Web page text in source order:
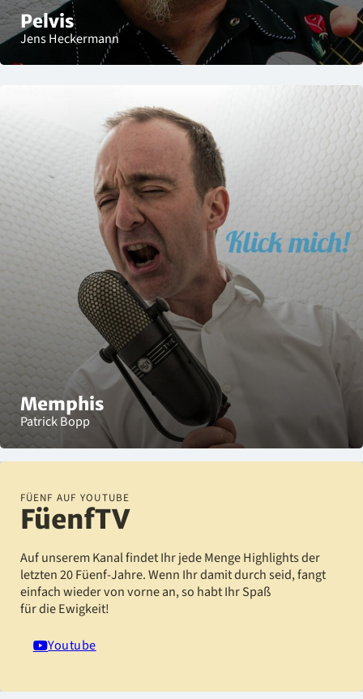
Pelvis
Jens Heckermann
Memphis
Patrick Bopp
FüenfTV
FÜENF AUF YOUTUBE
Auf unserem Kanal findet Ihr jede Menge Highlights der
letzten 20 Füenf-Jahre. Wenn Ihr damit durch seid, fangt
einfach wieder von vorne an, so habt Ihr Spaß
für die Ewigkeit!
Youtube